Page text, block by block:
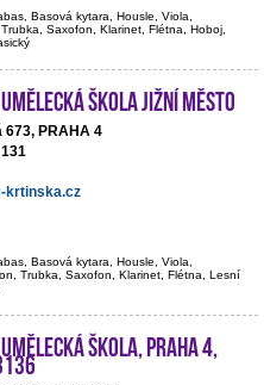
Basová kytara, Housle, Viola,
Saxofon, Klarinet, Flétna, Hoboj,
škola Jižní Město
673, PRAHA 4
krtinska.cz
Basová kytara, Housle, Viola,
Trubka, Saxofon, Klarinet, Flétna, Lesní
škola, Praha 4,